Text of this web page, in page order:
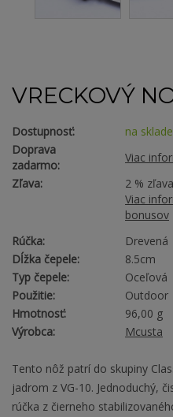
VRECKOVÝ
Dostupnosť:
na sklade
Doprava
zadarmo:
Viac
Zľava:
2 %
Viac
bonusov
Rúčka:
Drevená
Dĺžka čepele:
8.5cm
Typ čepele:
Oceľová
Použitie:
Outdoor
Hmotnosť:
96,00 g
Výrobca:
Mcusta
Tento nôž patrí do skupiny
jadrom z VG-10. Jednoduchý,
rúčka z čierneho